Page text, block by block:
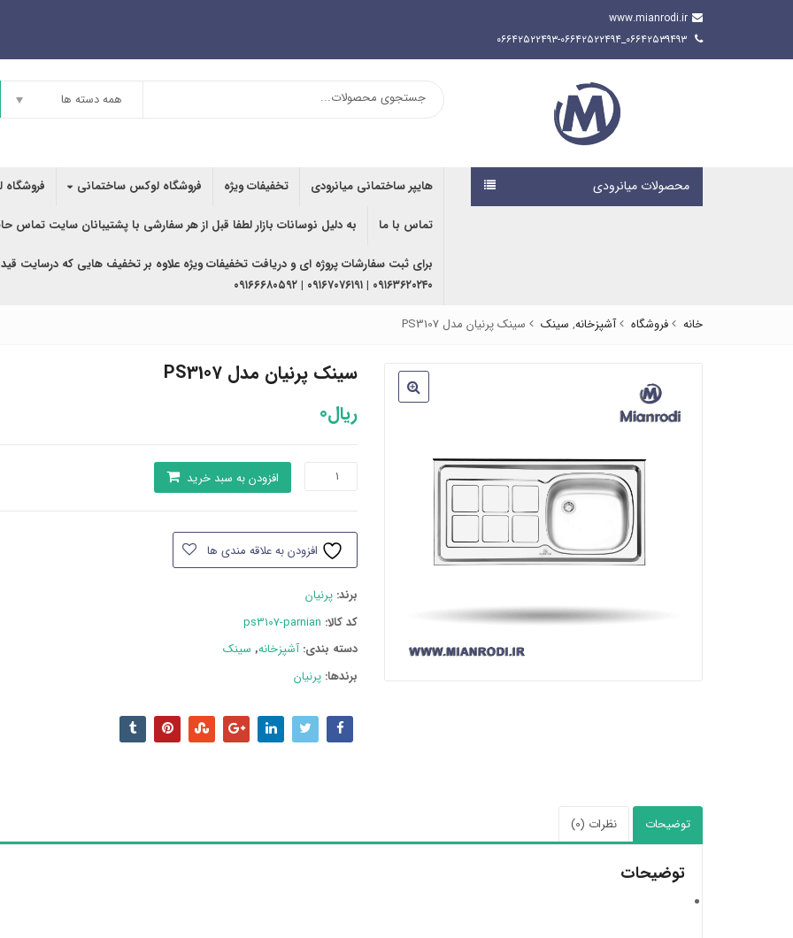
www.mianrodi.ir
همه دسته ها
محصولات میانرودی هایپر ساختمانی میانرودی تخفیفات ویژه فروشگاه لوکس ساختمانی فروشگاه
تماس با ما به دلیل نوسانات بازار لطفا قبل از هر سفارشی با پشتیبانان سایت تماس
برای ثبت سفارشات پروژه ای و دریافت تخفیفات ویژه علاوه بر تخفیف هایی که درسایت
۰۹۱۶۳۶۲۰۲۴۰ | ۰۹۱۶۷۰۷۶۱۹۱ | ۰۹۱۶۶۶۸۰۵۹۲
خانه فروشگاه آشپزخانه, سینک سینک پرنیان مدل PS3107
سینک پرنیان مدل PS3107
ریال0
سینک
PS3107
افزودن به سبد خرید
افزودن به علاقه مندی ها
برند: پرنیان
کد کالا: ps3107-parnian
دسته بند‌ی:آشپزخانه, سینک
برندها: پرنیان
توضیحات نظرات (0)
توضیحات